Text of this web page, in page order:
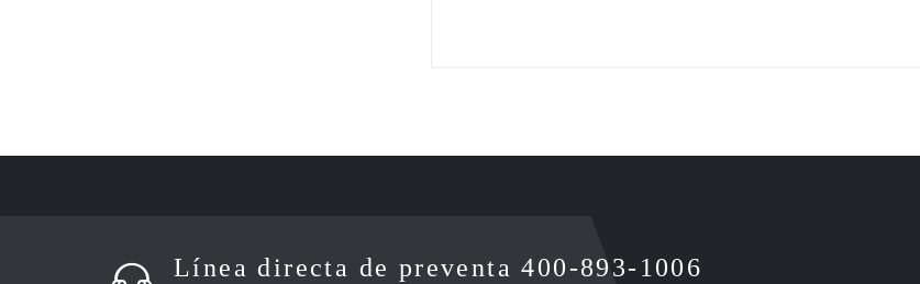
Línea directa de preventa 400-893-1006